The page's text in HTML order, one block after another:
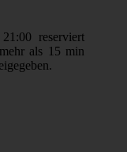
reserviert
als 15 min